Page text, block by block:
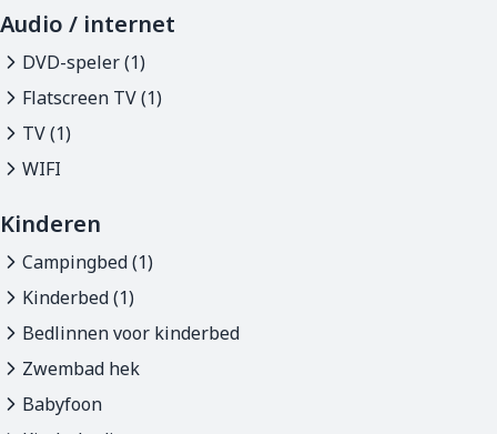
Audio / internet
DVD-speler (1)
Flatscreen TV (1)
TV (1)
WIFI
Kinderen
Campingbed (1)
Kinderbed (1)
Bedlinnen voor kinderbed
Zwembad hek
Babyfoon